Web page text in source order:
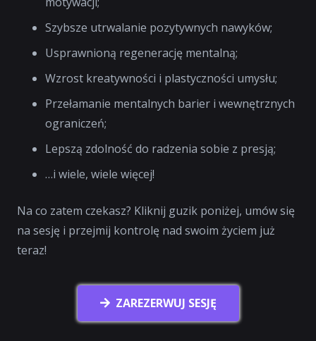
Szybsze utrwalanie pozytywnych nawyków;
Usprawnioną regenerację mentalną;
Wzrost kreatywności i plastyczności umysłu;
Przełamanie mentalnych barier i wewnętrznych
ograniczeń;
Lepszą zdolność do radzenia sobie z presją;
…i wiele, wiele więcej!
Na co zatem czekasz? Kliknij guzik poniżej, umów się
na sesję i przejmij kontrolę nad swoim życiem już
teraz!
ZAREZERWUJ SESJĘ